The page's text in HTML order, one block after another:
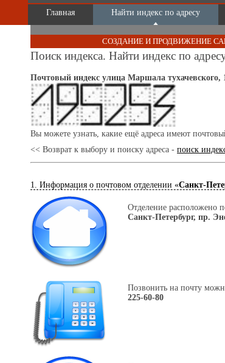
Главная Найти индекс по адресу
СОЗДАНИЕ И ПРОДВИЖЕНИЕ
Поиск индекса. Найти индекс по
Почтовый индекс улица Маршала тухачевского,
Вы можете узнать, какие ещё адреса имеют
<< Возврат к выбору и поиску адреса - поиск
1. Информация о почтовом отделении «Санкт-
Отделение расположено
Санкт-Петербург, пр.
Позвонить на почту
225-60-80